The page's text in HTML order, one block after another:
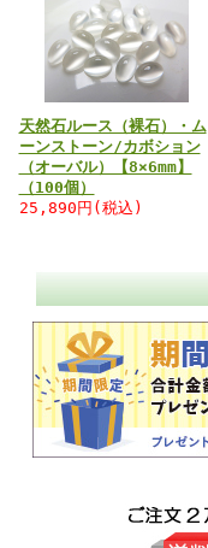
天然石ルース（裸石）・ム
ーンストーン/カボション
（オーバル）【8×6mm】
（100個）
25,890円(税込)